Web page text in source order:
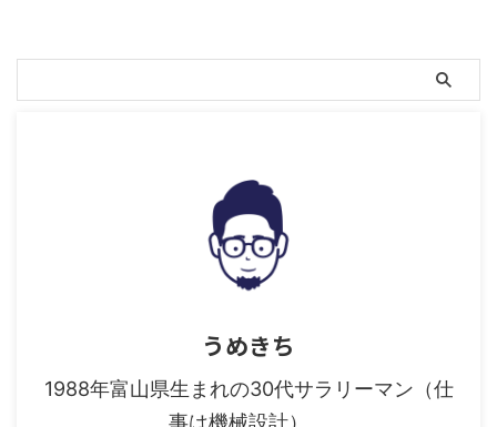
うめきち
1988年富山県生まれの30代サラリーマン（仕
事は機械設計）。